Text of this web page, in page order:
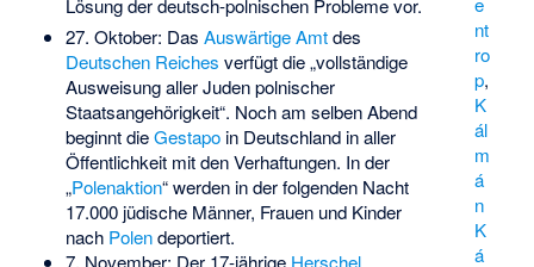
nt
ro
p,
K
ál
m
á
n
K
á
Lösung der deutsch-polnischen Probleme vor.
27. Oktober: Das Auswärtige Amtdes
Deutschen Reiches verfügt die „vollständige
Ausweisung aller Juden polnischer
Staatsangehörigkeit“. Noch am selben Abend
beginnt dieGestapoin Deutschland in aller
Öffentlichkeit mit den Verhaftungen. In der
„Polenaktion“ werden in der folgenden Nacht
17.000 jüdische Männer, Frauen und Kinder
nach Polendeportiert.
7. November: Der 17-jährige Herschel